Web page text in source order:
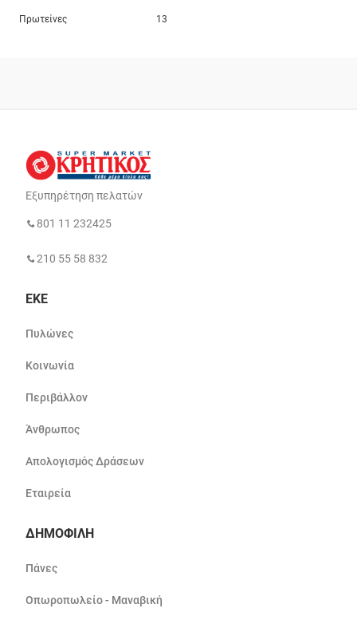
Πρωτείνες 13
Εξυπηρέτηση πελατών
801 11 232425
210 55 58 832
ΕΚΕ
Πυλώνες
Κοινωνία
Περιβάλλον
Άνθρωπος
Απολογισμός Δράσεων
Εταιρεία
ΔΗΜΟΦΙΛΗ
Πάνες
Οπωροπωλείο - Μαναβική